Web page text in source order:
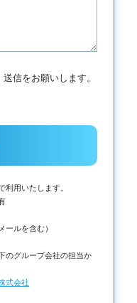
信をお願いします。
利用いたします。
ールを含む）
のグループ会社の担当か
式会社